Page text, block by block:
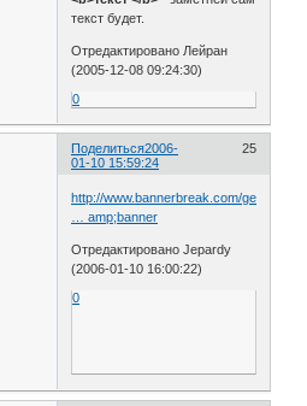
текст будет.
Отредактировано Лейран
(2005-12-08 09:24:30)
0
Поделиться 25
2006-
01-10 15:59:24
http://www.bannerbreak.com/
… amp;banner
Отредактировано Jepardy
(2006-01-10 16:00:22)
0